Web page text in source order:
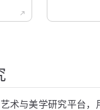
术与美学研究平台，